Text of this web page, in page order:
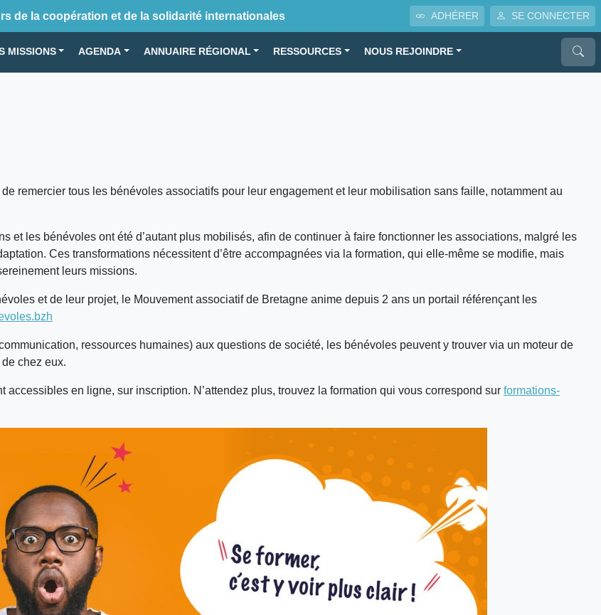
de la coopération et de la solidarité internationales ADHÉRER SE CONNECTER
MISSIONS AGENDA ANNUAIRE RÉGIONAL RESSOURCES NOUS REJOINDRE
remercier tous les bénévoles associatifs pour leur engagement et leur mobilisation sans faille, notamment au
et les bénévoles ont été d’autant plus mobilisés, afin de continuer à faire fonctionner les associations, malgré les
Ces transformations nécessitent d’être accompagnées via la formation, qui elle-même se modifie, mais
leurs missions.
et de leur projet, le Mouvement associatif de Bretagne anime depuis 2 ans un portail référençant les
ressources humaines) aux questions de société, les bénévoles peuvent y trouver via un moteur de
chez eux.
en ligne, sur inscription. N’attendez plus, trouvez la formation qui vous correspond sur formations-